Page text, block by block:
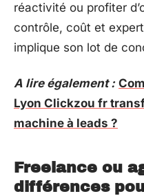
réactivité ou profiter
contrôle, coût et
implique son lot de
A lire également :
Lyon Clickzou fr
machine à leads ?
Freelance ou
différences